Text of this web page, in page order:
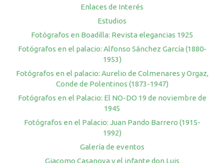
Enlaces de Interés
Estudios
Fotógrafos en Boadilla: Revista elegancias 1925
Fotógrafos en el palacio: Alfonso Sánchez García (1880-
1953)
Fotógrafos en el palacio: Aurelio de Colmenares y Orgaz,
Conde de Polentinos (1873-1947)
Fotógrafos en el Palacio: El NO-DO 19 de noviembre de
1945
Fotógrafos en el Palacio: Juan Pando Barrero (1915-
1992)
Galería de eventos
Giacomo Casanova y el infante don Luis